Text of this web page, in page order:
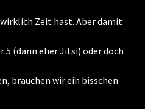
Zeit hast. Aber damit
5 (dann eher Jitsi) oder doch
brauchen wir ein bisschen